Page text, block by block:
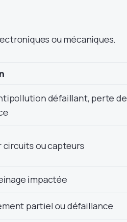
ou mécaniques.
défaillant, perte de
circuits ou capteurs
impactée
partiel ou défaillance